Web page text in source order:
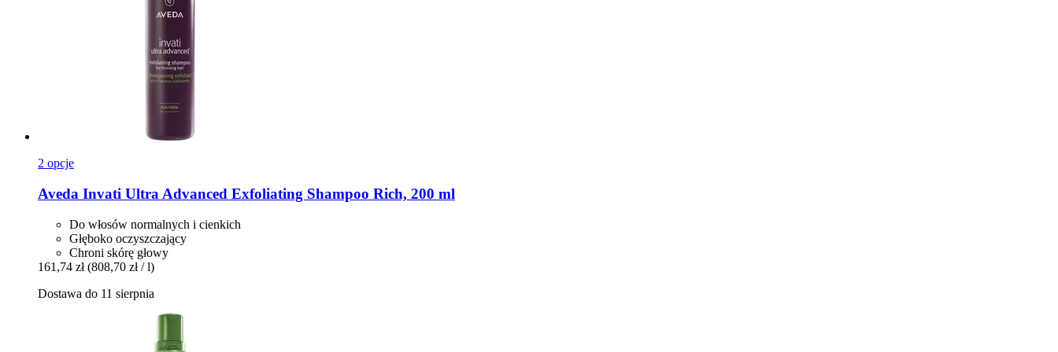
2 opcje
Aveda Invati Ultra Advanced Exfoliating Shampoo Rich, 200 ml
Do włosów normalnych i cienkich
Głęboko oczyszczający
Chroni skórę głowy
161,74 zł (808,70 zł / l)
Dostawa do 11 sierpnia